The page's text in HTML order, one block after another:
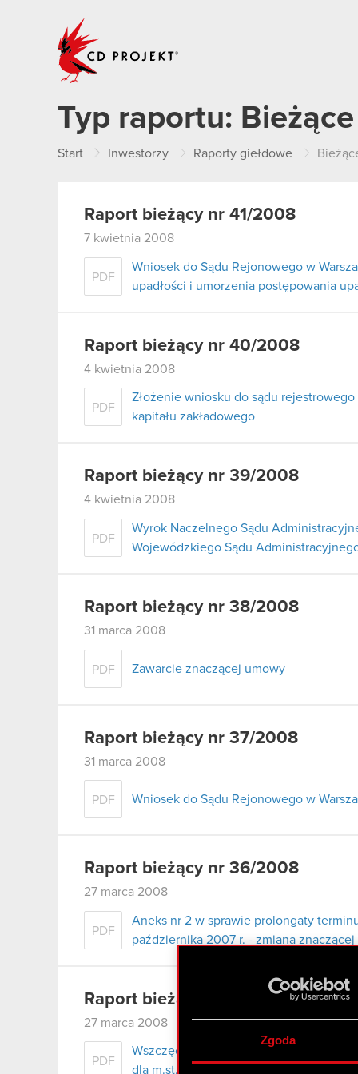
Zgoda
Typ raportu: Bieżące
Start Inwestorzy Raporty giełdowe
Raport bieżący nr 41/2008
7 kwietnia 2008
PDF
Wniosek do Sądu Rejonowego w
upadłości i umorzenia postępowania
Raport bieżący nr 40/2008
4 kwietnia 2008
PDF
Złożenie wniosku do sądu
kapitału zakładowego
Raport bieżący nr 39/2008
4 kwietnia 2008
PDF
Wyrok Naczelnego Sądu
Wojewódzkiego Sądu
Raport bieżący nr 38/2008
31 marca 2008
PDF Zawarcie znaczącej umowy
Raport bieżący nr 37/2008
31 marca 2008
PDF Wniosek do Sądu Rejonowego w
Raport bieżący nr 36/2008
27 marca 2008
PDF
Aneks nr 2 w sprawie prolongaty
października 2007 r. - zmiana
Raport bieżący nr 35/2008
27 marca 2008
PDF
Wszczęcie postępowania
dla m.st. Warszawy i zajęcie rachunku